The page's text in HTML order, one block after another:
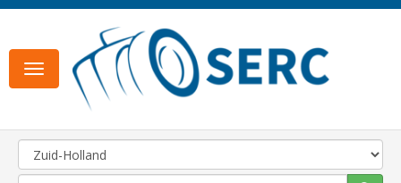
Toggle
navigation